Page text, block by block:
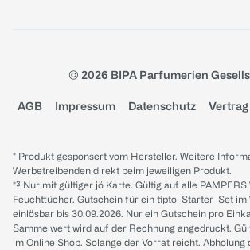
© 2026 BIPA Parfumerien
AGB Impressum Datenschutz
* Produkt gesponsert vom Hersteller. Weitere
Werbetreibenden direkt beim jeweiligen Produkt.
*³ Nur mit gültiger jö Karte. Gültig auf alle PAMPERS
Feuchttücher. Gutschein für ein tiptoi Starter-Set im
einlösbar bis 30.09.2026. Nur ein Gutschein pro
Sammelwert wird auf der Rechnung angedruckt.
im Online Shop. Solange der Vorrat reicht.